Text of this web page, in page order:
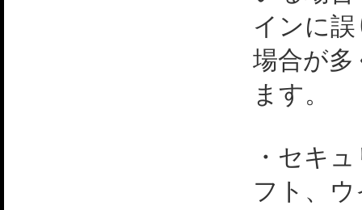
インに
場合が
ます。
・セキ
フト、